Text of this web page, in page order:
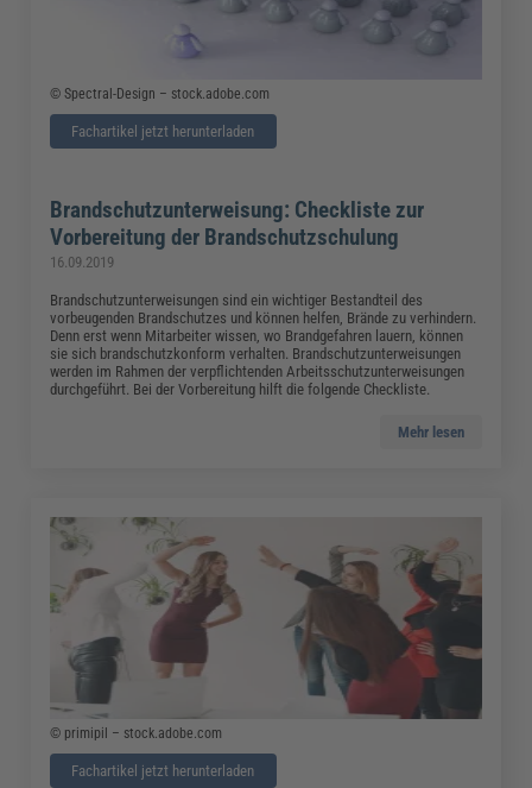
© Spectral-Design – stock.adobe.com
Fachartikel jetzt herunterladen
Brandschutzunterweisung: Checkliste zur
Vorbereitung der Brandschutzschulung
16.09.2019
Brandschutzunterweisungen sind ein wichtiger Bestandteil des
vorbeugenden Brandschutzes und können helfen, Brände zu verhindern.
Denn erst wenn Mitarbeiter wissen, wo Brandgefahren lauern, können
sie sich brandschutzkonform verhalten. Brandschutzunterweisungen
werden im Rahmen der verpflichtenden Arbeitsschutzunterweisungen
durchgeführt. Bei der Vorbereitung hilft die folgende Checkliste.
Mehr lesen
© primipil – stock.adobe.com
Fachartikel jetzt herunterladen